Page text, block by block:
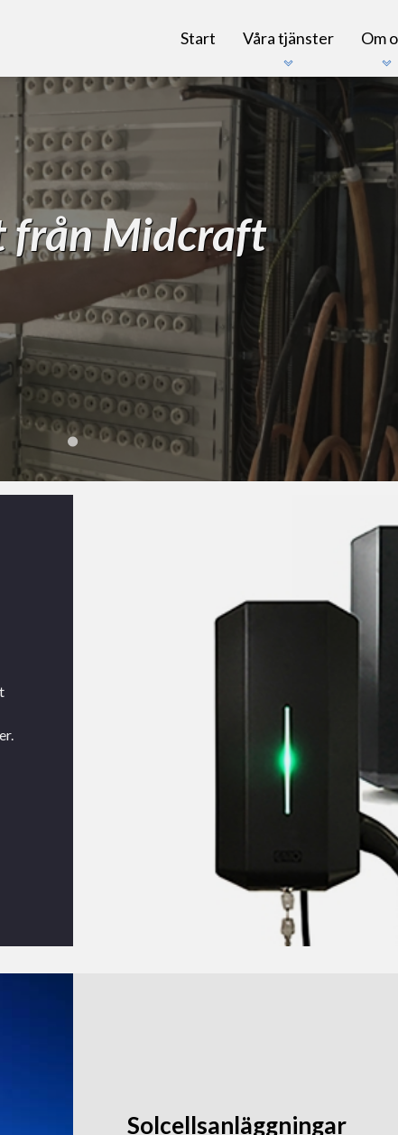
Start Våra tjänster Om
från Midcraft
Solcellsanläggningar